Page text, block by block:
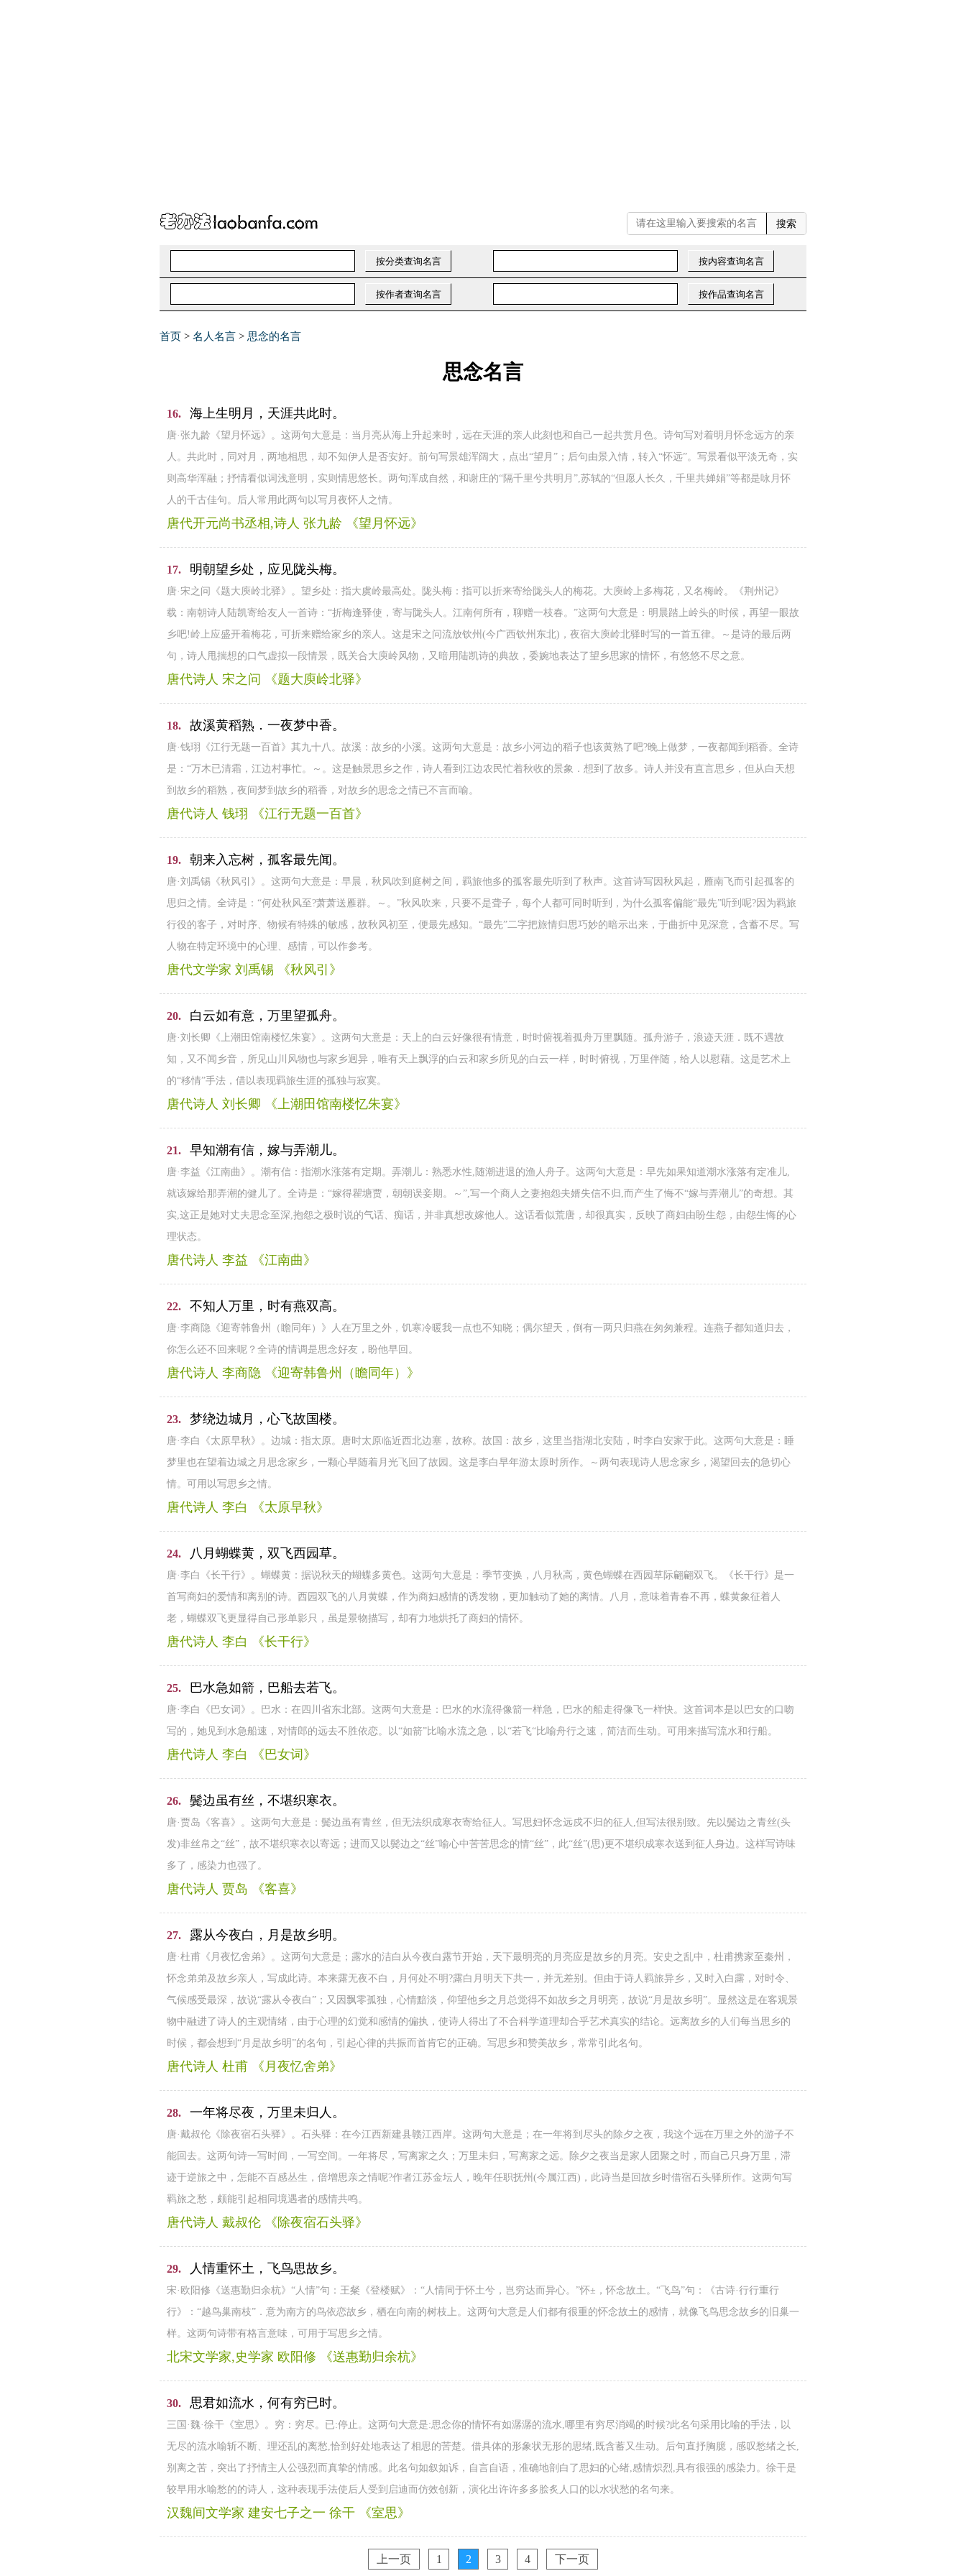
首页 > 名人名言 > 思念的名言
思念名言
16. 海上生明月，天涯共此时。
唐·张九龄《望月怀远》。这两句大意是：当月亮从海上升起来时，远在天涯的亲人此刻也和自己一起共赏月色。诗句写对着明月怀念远方的亲
人。共此时，同对月，两地相思，却不知伊人是否安好。前句写景雄浑阔大，点出“望月”；后句由景入情，转入“怀远”。写景看似平淡无奇，实
则高华浑融；抒情看似词浅意明，实则情思悠长。两句浑成自然，和谢庄的“隔千里兮共明月”,苏轼的“但愿人长久，千里共婵娟”等都是咏月怀
人的千古佳句。后人常用此两句以写月夜怀人之情。
唐代开元尚书丞相,诗人 张九龄 《望月怀远》
17. 明朝望乡处，应见陇头梅。
唐·宋之问《题大庾岭北驿》。望乡处：指大虞岭最高处。陇头梅：指可以折来寄给陇头人的梅花。大庾岭上多梅花，又名梅岭。《荆州记》
载：南朝诗人陆凯寄给友人一首诗：“折梅逢驿使，寄与陇头人。江南何所有，聊赠一枝春。”这两句大意是：明晨踏上岭头的时候，再望一眼故
乡吧!岭上应盛开着梅花，可折来赠给家乡的亲人。这是宋之问流放钦州(今广西钦州东北)，夜宿大庾岭北驿时写的一首五律。～是诗的最后两
句，诗人甩揣想的口气虚拟一段情景，既关合大庾岭风物，又暗用陆凯诗的典故，委婉地表达了望乡思家的情怀，有悠悠不尽之意。
唐代诗人 宋之问 《题大庾岭北驿》
18. 故溪黄稻熟．一夜梦中香。
唐·钱珝《江行无题一百首》其九十八。故溪：故乡的小溪。这两句大意是：故乡小河边的稻子也该黄熟了吧?晚上做梦，一夜都闻到稻香。全诗
是：“万木已清霜，江边村事忙。～。这是触景思乡之作，诗人看到江边农民忙着秋收的景象．想到了故多。诗人并没有直言思乡，但从白天想
到故乡的稻熟，夜间梦到故乡的稻香，对故乡的思念之情已不言而喻。
唐代诗人 钱珝 《江行无题一百首》
19. 朝来入忘树，孤客最先闻。
唐·刘禹锡《秋风引》。这两句大意是：早晨，秋风吹到庭树之间，羁旅他多的孤客最先听到了秋声。这首诗写因秋风起，雁南飞而引起孤客的
思归之情。全诗是：“何处秋风至?萧萧送雁群。～。”秋风吹来，只要不是聋子，每个人都可同时听到，为什么孤客偏能“最先”听到呢?因为羁旅
行役的客子，对时序、物候有特殊的敏感，故秋风初至，便最先感知。“最先”二字把旅情归思巧妙的暗示出来，于曲折中见深意，含蓄不尽。写
人物在特定环境中的心理、感情，可以作参考。
唐代文学家 刘禹锡 《秋风引》
20. 白云如有意，万里望孤舟。
唐·刘长卿《上潮田馆南楼忆朱宴》。这两句大意是：天上的白云好像很有情意，时时俯视着孤舟万里飘随。孤舟游子，浪迹天涯．既不遇故
知，又不闻乡音，所见山川风物也与家乡迥异，唯有天上飘浮的白云和家乡所见的白云一样，时时俯视，万里伴随，给人以慰藉。这是艺术上
的“移情”手法，借以表现羁旅生涯的孤独与寂寞。
唐代诗人 刘长卿 《上潮田馆南楼忆朱宴》
21. 早知潮有信，嫁与弄潮儿。
唐·李益《江南曲》。潮有信：指潮水涨落有定期。弄潮儿：熟悉水性,随潮进退的渔人舟子。这两句大意是：早先如果知道潮水涨落有定准儿,
就该嫁给那弄潮的健儿了。全诗是：“嫁得瞿塘贾，朝朝误妾期。～”,写一个商人之妻抱怨夫婿失信不归,而产生了悔不“嫁与弄潮儿”的奇想。其
实,这正是她对丈夫思念至深,抱怨之极时说的气话、痴话，并非真想改嫁他人。这话看似荒唐，却很真实，反映了商妇由盼生怨，由怨生悔的心
理状态。
唐代诗人 李益 《江南曲》
22. 不知人万里，时有燕双高。
唐·李商隐《迎寄韩鲁州（瞻同年）》人在万里之外，饥寒冷暖我一点也不知晓；偶尔望天，倒有一两只归燕在匆匆兼程。连燕子都知道归去，
你怎么还不回来呢？全诗的情调是思念好友，盼他早回。
唐代诗人 李商隐 《迎寄韩鲁州（瞻同年）》
23. 梦绕边城月，心飞故国楼。
唐·李白《太原早秋》。边城：指太原。唐时太原临近西北边塞，故称。故国：故乡，这里当指湖北安陆，时李白安家于此。这两句大意是：睡
梦里也在望着边城之月思念家乡，一颗心早随着月光飞回了故园。这是李白早年游太原时所作。～两句表现诗人思念家乡，渴望回去的急切心
情。可用以写思乡之情。
唐代诗人 李白 《太原早秋》
24. 八月蝴蝶黄，双飞西园草。
唐·李白《长干行》。蝴蝶黄：据说秋天的蝴蝶多黄色。这两句大意是：季节变换，八月秋高，黄色蝴蝶在西园草际翩翩双飞。《长干行》是一
首写商妇的爱情和离别的诗。西园双飞的八月黄蝶，作为商妇感情的诱发物，更加触动了她的离情。八月，意味着青春不再，蝶黄象征着人
老，蝴蝶双飞更显得自己形单影只，虽是景物描写，却有力地烘托了商妇的情怀。
唐代诗人 李白 《长干行》
25. 巴水急如箭，巴船去若飞。
唐·李白《巴女词》。巴水：在四川省东北部。这两句大意是：巴水的水流得像箭一样急，巴水的船走得像飞一样快。这首词本是以巴女的口吻
写的，她见到水急船速，对情郎的远去不胜依恋。以“如箭”比喻水流之急，以“若飞“比喻舟行之速，简洁而生动。可用来描写流水和行船。
唐代诗人 李白 《巴女词》
26. 鬓边虽有丝，不堪织寒衣。
唐·贾岛《客喜》。这两句大意是：鬓边虽有青丝，但无法织成寒衣寄给征人。写思妇怀念远戍不归的征人,但写法很别致。先以鬓边之青丝(头
发)非丝帛之“丝”，故不堪织寒衣以寄远；进而又以鬓边之“丝”喻心中苦苦思念的情“丝”，此“丝”(思)更不堪织成寒衣送到征人身边。这样写诗味
多了，感染力也强了。
唐代诗人 贾岛 《客喜》
27. 露从今夜白，月是故乡明。
唐·杜甫《月夜忆舍弟》。这两句大意是；露水的洁白从今夜白露节开始，天下最明亮的月亮应是故乡的月亮。安史之乱中，杜甫携家至秦州，
怀念弟弟及故乡亲人，写成此诗。本来露无夜不白，月何处不明?露白月明天下共一，并无差别。但由于诗人羁旅异乡，又时入白露，对时令、
气候感受最深，故说“露从令夜白”；又因飘零孤独，心情黯淡，仰望他乡之月总觉得不如故乡之月明亮，故说“月是故乡明”。显然这是在客观景
物中融进了诗人的主观情绪，由于心理的幻觉和感情的偏执，使诗人得出了不合科学道理却合乎艺术真实的结论。远离故乡的人们每当思乡的
时候，都会想到“月是故乡明”的名句，引起心律的共振而首肯它的正确。写思乡和赞美故乡，常常引此名句。
唐代诗人 杜甫 《月夜忆舍弟》
28. 一年将尽夜，万里未归人。
唐·戴叔伦《除夜宿石头驿》。石头驿：在今江西新建县赣江西岸。这两句大意是；在一年将到尽头的除夕之夜，我这个远在万里之外的游子不
能回去。这两句诗一写时间，一写空间。一年将尽，写离家之久；万里未归，写离家之远。除夕之夜当是家人团聚之时，而自己只身万里，滞
迹于逆旅之中，怎能不百感丛生，倍增思亲之情呢?作者江苏金坛人，晚年任职抚州(今属江西)，此诗当是回故乡时借宿石头驿所作。这两句写
羁旅之愁，颇能引起相同境遇者的感情共鸣。
唐代诗人 戴叔伦 《除夜宿石头驿》
29. 人情重怀土，飞鸟思故乡。
宋·欧阳修《送惠勤归余杭》“人情”句：王粲《登楼赋》：“人情同于怀土兮，岂穷达而异心。”怀±，怀念故土。“飞鸟”句：《古诗·行行重行
行》：“越鸟巢南枝”．意为南方的鸟依恋故乡，栖在向南的树枝上。这两句大意是人们都有很重的怀念故土的感情，就像飞鸟思念故乡的旧巢一
样。这两句诗带有格言意味，可用于写思乡之情。
北宋文学家,史学家 欧阳修 《送惠勤归余杭》
30. 思君如流水，何有穷已时。
三国·魏·徐干《室思》。穷：穷尽。已:停止。这两句大意是:思念你的情怀有如潺潺的流水,哪里有穷尽消竭的时候?此名句采用比喻的手法，以
无尽的流水喻斩不断、理还乱的离愁,恰到好处地表达了相思的苦楚。借具体的形象状无形的思绪,既含蓄又生动。后句直抒胸臆，感叹愁绪之长,
别离之苦，突出了抒情主人公强烈而真挚的情感。此名句如叙如诉，自言自语，准确地剖白了思妇的心绪,感情炽烈,具有很强的感染力。徐干是
较早用水喻愁的的诗人，这种表现手法使后人受到启迪而仿效创新，演化出许许多多脍炙人口的以水状愁的名句来。
汉魏间文学家 建安七子之一 徐干 《室思》
上一页 1 2 3 4 下一页